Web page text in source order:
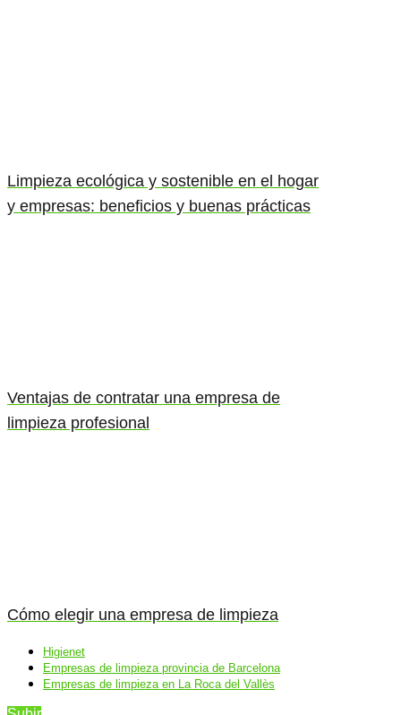
Limpieza ecológica y sostenible en el hogar
y empresas: beneficios y buenas prácticas
Ventajas de contratar una empresa de
limpieza profesional
Cómo elegir una empresa de limpieza
Higienet
Empresas de limpieza provincia de Barcelona
Empresas de limpieza en La Roca del Vallès